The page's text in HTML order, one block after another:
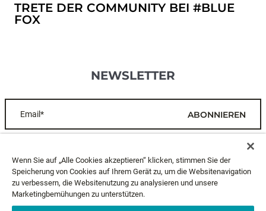
TRETE DER COMMUNITY BEI #BLUE
FOX
NEWSLETTER
Email* ABONNIEREN
KUNDENDIENST
ÜBER UNS
Wenn Sie auf „Alle Cookies akzeptieren“ klicken, stimmen Sie der
Speicherung von Cookies auf Ihrem Gerät zu, um die Websitenavigation
zu verbessern, die Websitenutzung zu analysieren und unsere
Marketingbemühungen zu unterstützen.